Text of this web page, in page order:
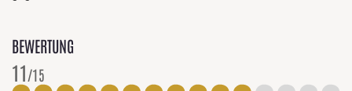
BEWERTUNG
11/15